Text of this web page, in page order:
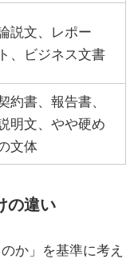
説文、レポー
ト、ビジネス文書
約書、報告書、
明文、やや硬め
文体
の違い
か」を基準に考え